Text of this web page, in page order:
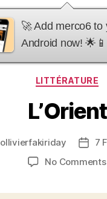
merco6
LITTÉRATURE
L’Orient
ollivierfakiriday
Post
7
No Comments
🚀 Add merco6 to
Android now! 🌟📱